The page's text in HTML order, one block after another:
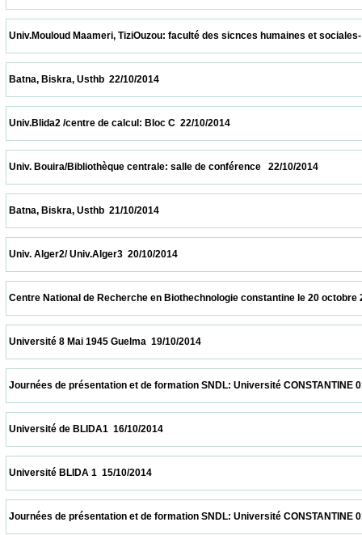
Univ.Mouloud Maameri, TiziOuzou: faculté des sicnces humaines
Batna, Biskra, Usthb  22/10/2014
Univ.Blida2 /centre de calcul: Bloc C  22/10/2014
Univ. Bouira/Bibliothèque centrale: salle de conférence   22/10/
Batna, Biskra, Usthb  21/10/2014
Univ. Alger2/ Univ.Alger3  20/10/2014
Centre National de Recherche en Biothechnologie constantine le
Université 8 Mai 1945 Guelma  19/10/2014
Journées de présentation et de formation SNDL: Université
Université de BLIDA1  16/10/2014
Université BLIDA 1  15/10/2014
Journées de présentation et de formation SNDL: Université